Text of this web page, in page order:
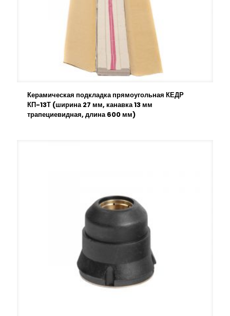
Керамическая подкладка прямоугольная КЕДР
КП-13Т (ширина 27 мм, канавка 13 мм
трапециевидная, длина 600 мм)